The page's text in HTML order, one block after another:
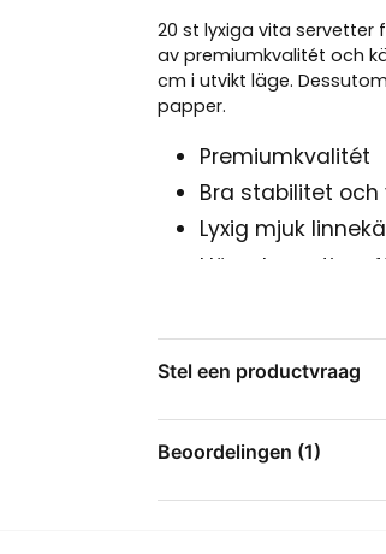
20 st lyxiga vita servetter
av premiumkvalitét och
cm i utvikt läge.
papper.
Premiumkvalitét
Bra stabilitet och
Lyxig mjuk
Hög
Storlek 40 x 40
Passar till fina
Stel een productvraag
Stel ons een vraag
Beoordelingen (1)